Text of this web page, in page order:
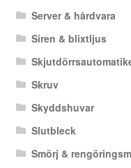
Server & hårdvara
Siren & blixtljus
Skruv
Skyddshuvar
Slutbleck
Smörj &